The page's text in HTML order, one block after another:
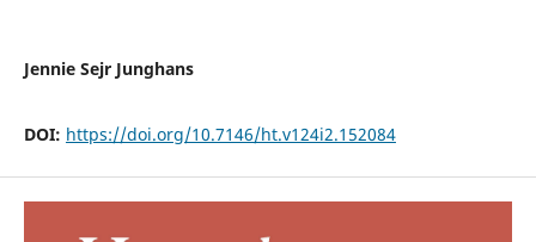
Jennie Sejr Junghans
DOI: https://doi.org/10.7146/ht.v124i2.152084